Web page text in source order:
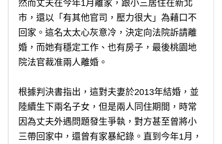
然而丈夫在今年1月離家，跟小三居住在新北
市，還以「有其他官司，壓力很大」為藉口不
回家。這名太太心灰意冷，決定向法院訴請離
婚，而她有穩定工作、也有房子，最後桃園地
院法官裁准兩人離婚。
根據判決書指出，這對夫妻於2013年結婚，並
陸續生下兩名子女，但是兩人同住期間，時常
因為丈夫外遇問題發生爭執，對方甚至曾將小
三帶回家中，還曾有家暴紀錄。直到今年1月，